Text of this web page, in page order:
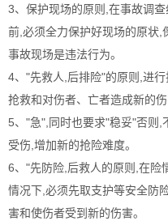
3、保护现场的原则,在事故调
前,必须全力保护好现场的原状,
事故现场是违法行为。
4、"先救人,后排险"的原则,进
抢救和对伤者、亡者造成新的伤
5、"急",同时也要求"稳妥"否则,
受伤,增加新的抢险难度。
6、"先防险,后救人的原则,在险
情况下,必须先取支护等安全防
害和使伤者受到新的伤害。